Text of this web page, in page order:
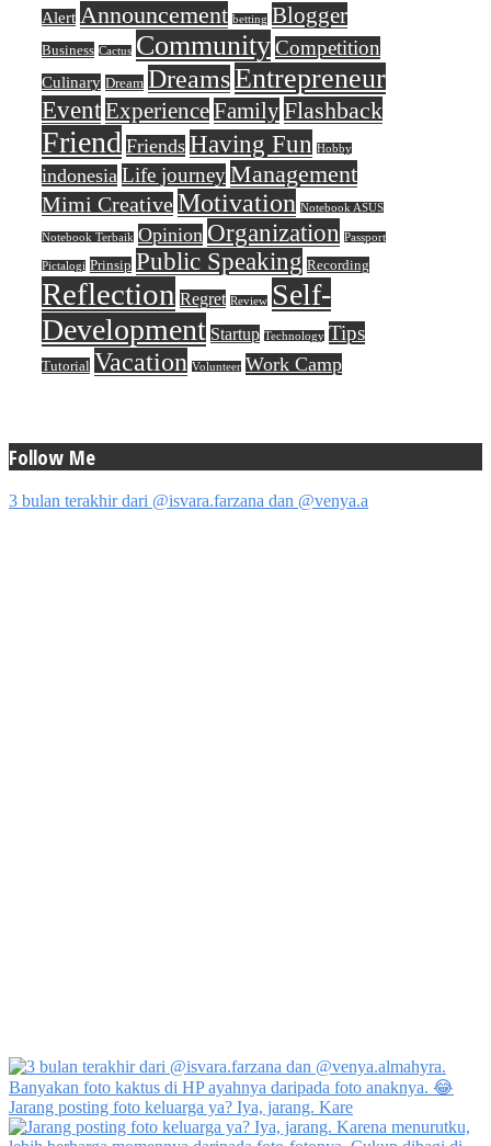
Alert Announcement betting Blogger
Business Cactus CommunityCompetition
Culinary Dream DreamsEntrepreneur
EventExperienceFamilyFlashback
Friend Friends Having Fun Hobby
indonesia Life journeyManagement
Mimi CreativeMotivation Notebook ASUS
Notebook Terbaik Opinion Organization Passport
Pictalogi Prinsip Public Speaking Recording
Reflection Regret Review Self-
Development Startup Technology Tips
Tutorial Vacation Volunteer Work Camp
Follow Me
3 bulan terakhir dari @isvara.farzana dan @venya.a
Jarang posting foto keluarga ya? Iya, jarang. Kare